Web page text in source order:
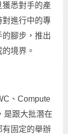
悉對手的產
對進行中的專
腳步，推出
境界。
、Compute
是跟大批潛在
有固定的舉辦